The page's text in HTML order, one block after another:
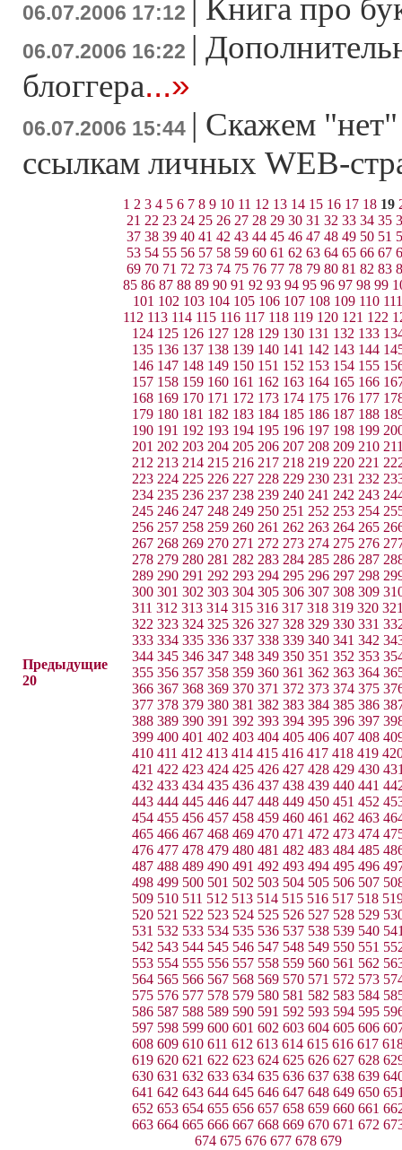
06.07.2006 17:12 Книга про
06.07.2006 16:22 |
блоггера...»
06.07.2006 15:44 | Скажем
ссылкам личных WEB-
Предыдущие
20
1 2 3 4 5 6 7 8 9 10 11 12 13 14 15 16 17 18 19
21 22 23 24 25 26 27 28 29 30 31 32 33 34 35
37 38 39 40 41 42 43 44 45 46 47 48 49 50 51
53 54 55 56 57 58 59 60 61 62 63 64 65 66 67
69 70 71 72 73 74 75 76 77 78 79 80 81 82 83
85 86 87 88 89 90 91 92 93 94 95 96 97 98 99
101 102 103 104 105 106 107 108 109 110 111
112 113 114 115 116 117 118 119 120 121 122
124 125 126 127 128 129 130 131 132 133
135 136 137 138 139 140 141 142 143 144
146 147 148 149 150 151 152 153 154 155
157 158 159 160 161 162 163 164 165 166
168 169 170 171 172 173 174 175 176 177
179 180 181 182 183 184 185 186 187 188
190 191 192 193 194 195 196 197 198 199
201 202 203 204 205 206 207 208 209 210
212 213 214 215 216 217 218 219 220 221
223 224 225 226 227 228 229 230 231 232
234 235 236 237 238 239 240 241 242 243
245 246 247 248 249 250 251 252 253 254
256 257 258 259 260 261 262 263 264 265
267 268 269 270 271 272 273 274 275 276
278 279 280 281 282 283 284 285 286 287
289 290 291 292 293 294 295 296 297 298
300 301 302 303 304 305 306 307 308 309
311 312 313 314 315 316 317 318 319 320
322 323 324 325 326 327 328 329 330 331
333 334 335 336 337 338 339 340 341 342
344 345 346 347 348 349 350 351 352 353
355 356 357 358 359 360 361 362 363 364
366 367 368 369 370 371 372 373 374 375
377 378 379 380 381 382 383 384 385 386
388 389 390 391 392 393 394 395 396 397
399 400 401 402 403 404 405 406 407 408
410 411 412 413 414 415 416 417 418 419
421 422 423 424 425 426 427 428 429 430
432 433 434 435 436 437 438 439 440 441
443 444 445 446 447 448 449 450 451 452
454 455 456 457 458 459 460 461 462 463
465 466 467 468 469 470 471 472 473 474
476 477 478 479 480 481 482 483 484 485
487 488 489 490 491 492 493 494 495 496
498 499 500 501 502 503 504 505 506 507
509 510 511 512 513 514 515 516 517 518
520 521 522 523 524 525 526 527 528 529
531 532 533 534 535 536 537 538 539 540
542 543 544 545 546 547 548 549 550 551
553 554 555 556 557 558 559 560 561 562
564 565 566 567 568 569 570 571 572 573
575 576 577 578 579 580 581 582 583 584
586 587 588 589 590 591 592 593 594 595
597 598 599 600 601 602 603 604 605 606
608 609 610 611 612 613 614 615 616 617
619 620 621 622 623 624 625 626 627 628
630 631 632 633 634 635 636 637 638 639
641 642 643 644 645 646 647 648 649 650
652 653 654 655 656 657 658 659 660 661
663 664 665 666 667 668 669 670 671 672
674 675 676 677 678 679